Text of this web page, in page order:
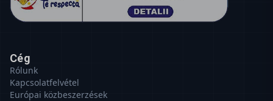
Cég
Rólunk
Kapcsolatfelvétel
Európai közbeszerzések